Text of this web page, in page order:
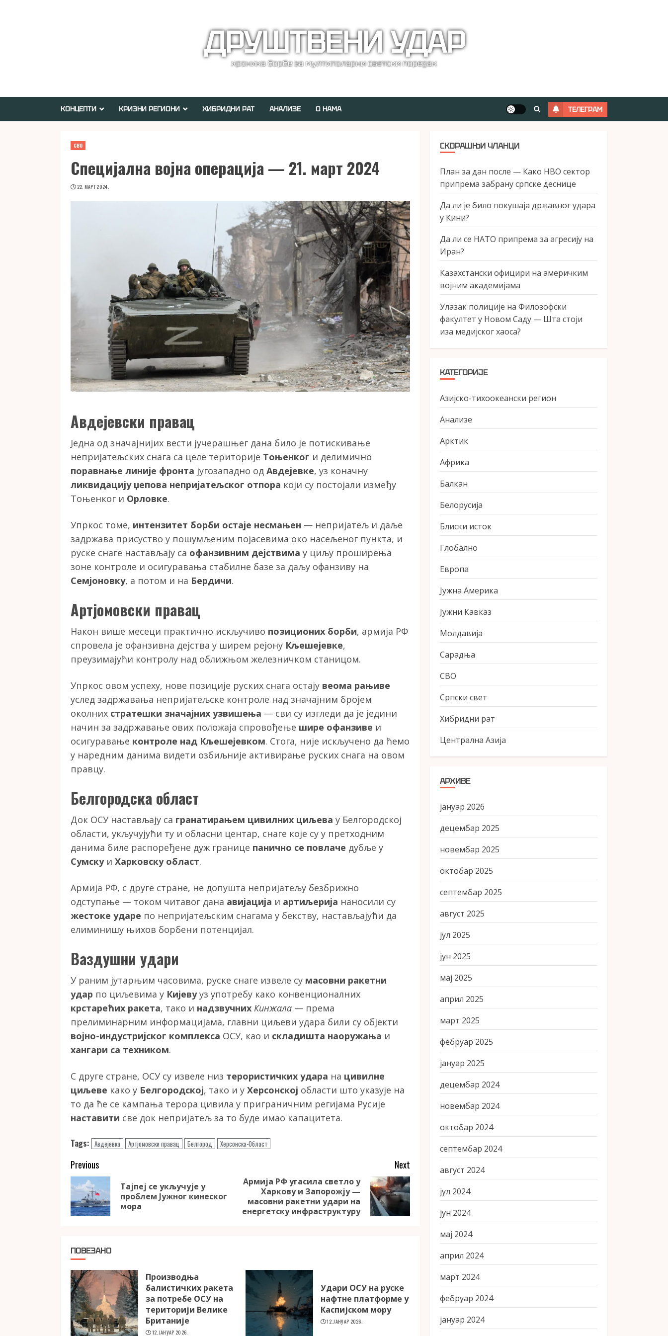
ДРУШТВЕНИ УДАР
хроника борбе за мултиполарни светски поредак
КОНЦЕПТИ КРИЗНИ РЕГИОНИ ХИБРИДНИ РАТ АНАЛИЗЕ О НАМА ТЕЛЕГРАМ
СВО
Специјална војна операција — 21. март 2024
22. МАРТ 2024.
Авдејевски правац
Једна од значајнијих вести јучерашњег дана било је потискивање
непријатељских снага са целе територије Тоњенког и делимично
поравнање линије фронта југозападно од Авдејевке, уз коначну
ликвидацију џепова непријатељског отпора који су постојали између
Тоњенког и Орловке.
Упркос томе, интензитет борби остаје несмањен — непријатељ и даље
задржава присуство у пошумљеним појасевима око насељеног пункта, и
руске снаге настављају са офанзивним дејствима у циљу проширења
зоне контроле и осигуравања стабилне базе за даљу офанзиву на
Семјоновку, а потом и на Бердичи.
Артјомовски правац
Након више месеци практично искључиво позиционих борби, армија РФ
спровела је офанзивна дејства у ширем рејону Кљешејевке,
преузимајући контролу над оближњом железничком станицом.
Упркос овом успеху, нове позиције руских снага остају веома рањиве
услед задржавања непријатељске контроле над значајним бројем
околних стратешки значајних узвишења — сви су изгледи да је једини
начин за задржавање ових положаја спровођење шире офанзиве и
осигуравање контроле над Кљешејевком. Стога, није искључено да ћемо
у наредним данима видети озбиљније активирање руских снага на овом
правцу.
Белгородска област
Док ОСУ настављају са гранатирањем цивилних циљева у Белгородској
области, укључујући ту и обласни центар, снаге које су у претходним
данима биле распоређене дуж границе панично се повлаче дубље у
Сумскуи Харковску област.
Армија РФ, с друге стране, не допушта непријатељу безбрижно
одступање — током читавог дана авијација и артиљерија наносили су
жестоке ударе по непријатељским снагама у бекству, настављајући да
елиминишу њихов борбени потенцијал.
Ваздушни удари
У раним јутарњим часовима, руске снаге извеле су масовни ракетни
удар по циљевима у Кијевууз употребу како конвенционалних
крстарећих ракета, тако и надзвучних Кинжала — према
прелиминарним информацијама, главни циљеви удара били су објекти
војно-индустријског комплекса ОСУ, као и складишта наоружања и
хангари са техником.
С друге стране, ОСУ су извеле низ терористичких удара на цивилне
циљеве како у Белгородској, тако и у Херсонској области што указује на
то да ће се кампања терора цивила у приграничним регијама Русије
наставити све док непријатељ за то буде имао капацитета.
Tags: Авдејевка Артјомовски правац Белгород Херсонска-Област
Continue
Reading
Previous
Previous
post:
Тајпеј се укључује у
проблем Јужног кинеског
мора
Next
post:
Армија РФ угасила светло у
Харкову и Запорожју —
масовни ракетни удари на
енергетску инфраструктуру
ПОВЕЗАНО
Производња
балистичких ракета
за потребе ОСУ на
територији Велике
Британије
12. ЈАНУАР 2026.
Удари ОСУ на руске
нафтне платформе у
Каспијском мору
12. ЈАНУАР 2026.
СКОРАШЊИ ЧЛАНЦИ
План за дан после — Како НВО сектор
припрема забрану српске деснице
Да ли је било покушаја државног удара
у Кини?
Да ли се НАТО припрема за агресију на
Иран?
Казахстански официри на америчким
војним академијама
Улазак полиције на Филозофски
факултет у Новом Саду — Шта стоји
иза медијског хаоса?
КАТЕГОРИЈЕ
Азијско-тихоокеански регион
Анализе
Арктик
Африка
Балкан
Белорусија
Блиски исток
Глобално
Европа
Јужна Америка
Јужни Кавказ
Молдавија
Сарадња
СВО
Српски свет
Хибридни рат
Централна Азија
АРХИВЕ
јануар 2026
децембар 2025
новембар 2025
октобар 2025
септембар 2025
август 2025
јул 2025
јун 2025
мај 2025
април 2025
март 2025
фебруар 2025
јануар 2025
децембар 2024
новембар 2024
октобар 2024
септембар 2024
август 2024
јул 2024
јун 2024
мај 2024
април 2024
март 2024
фебруар 2024
јануар 2024